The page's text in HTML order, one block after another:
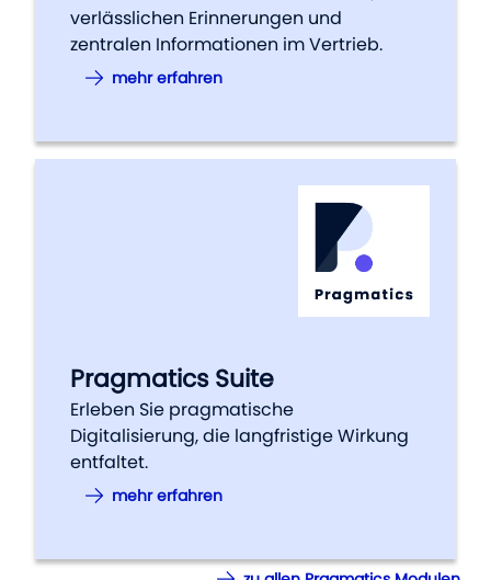
verlässlichen Erinnerungen und
zentralen Informationen im Vertrieb.
mehr erfahren
Pragmatics Suite
Erleben Sie pragmatische
Digitalisierung, die langfristige Wirkung
entfaltet.
mehr erfahren